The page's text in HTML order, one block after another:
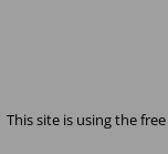
This site is using the free